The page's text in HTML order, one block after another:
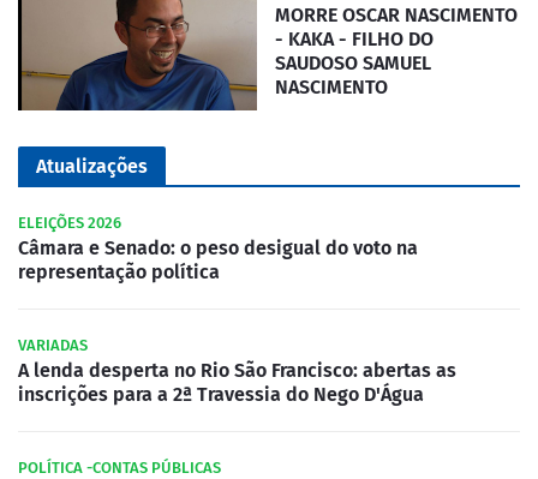
MORRE OSCAR NASCIMENTO
- KAKA - FILHO DO
SAUDOSO SAMUEL
NASCIMENTO
Atualizações
ELEIÇÕES 2026
Câmara e Senado: o peso desigual do voto na
representação política
VARIADAS
A lenda desperta no Rio São Francisco: abertas as
inscrições para a 2ª Travessia do Nego D'Água
POLÍTICA -CONTAS PÚBLICAS